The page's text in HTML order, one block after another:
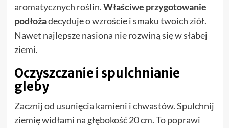
aromatycznych roślin.Właściwe przygotowanie
podłożadecyduje o wzroście i smaku twoich ziół.
Nawet najlepsze nasiona nie rozwiną się w słabej
ziemi.
Oczyszczanie i spulchnianie
gleby
Zacznij od usunięcia kamieni i chwastów. Spulchnij
ziemię widłami na głębokość 20 cm. To poprawi